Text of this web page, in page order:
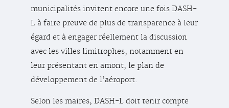
municipalités invitent encore une fois DASH-
L à faire preuve de plus de transparence à leur
égard et à engager réellement la discussion
avec les villes limitrophes, notamment en
leur présentant en amont, le plan de
développement de l’aéroport.
Selon les maires, DASH-L doit tenir compte